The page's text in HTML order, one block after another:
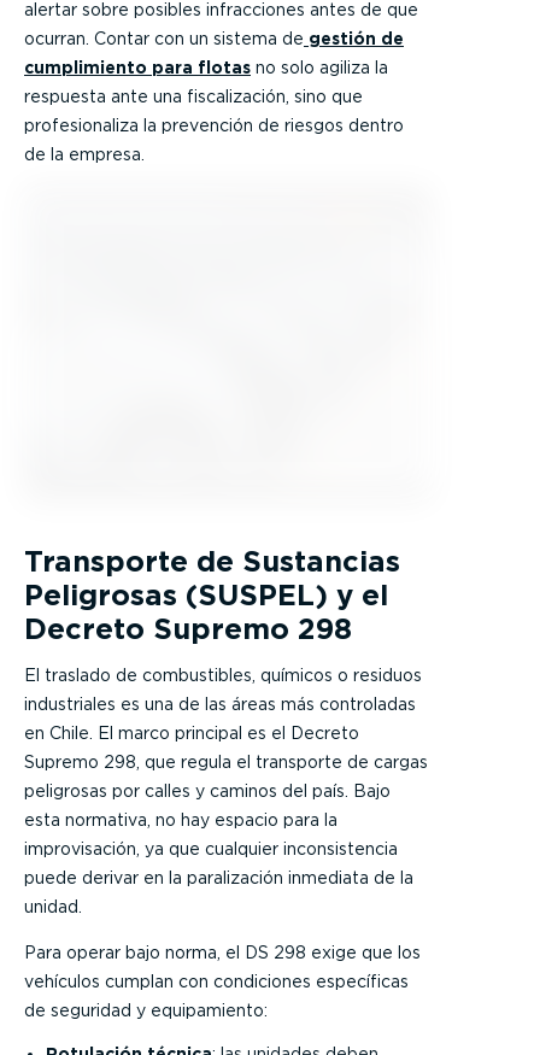
alertar sobre posibles infracciones antes de que
ocurran. Contar con un sistema de gestión de
cumplimiento para flotas no solo agiliza la
respuesta ante una fiscalización, sino que
profesionaliza la prevención de riesgos dentro
de la empresa.
Transporte de Sustancias
Peligrosas (SUSPEL) y el
Decreto Supremo 298
El traslado de combustibles, químicos o residuos
industriales es una de las áreas más controladas
en Chile. El marco principal es el Decreto
Supremo 298, que regula el transporte de cargas
peligrosas por calles y caminos del país. Bajo
esta normativa, no hay espacio para la
improvisación, ya que cualquier inconsistencia
puede derivar en la paralización inmediata de la
unidad.
Para operar bajo norma, el DS 298 exige que los
vehículos cumplan con condiciones específicas
de seguridad y equipamiento: